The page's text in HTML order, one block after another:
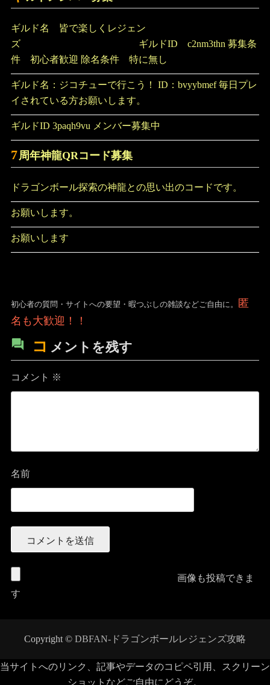
ギルド名 皆で楽しくレジェン
ズ ギルドID c2nm3thn 募集条
件 初心者歓迎 除名条件 特に無し
ギルド名：ジコチューで行こう！ ID：bvyybmef 毎日プレ
イされている方お願いします。
ギルドID 3paqh9vu メンバー募集中
7周年神龍QRコード募集
ドラゴンボール探索の神龍との思い出のコードです。
お願いします。
お願いします
初心者の質問・サイトへの要望・暇つぶしの雑談などご自由に。
匿
名も大歓迎！！
コ メントを残す
コメント ※
名前
画像も投稿できま
す
Copyright © DBFAN-ドラゴンボールレジェンズ攻略
当サイトへのリンク、記事やデータのコピペ引用、スクリーン
ショットなどご自由にどうぞ。